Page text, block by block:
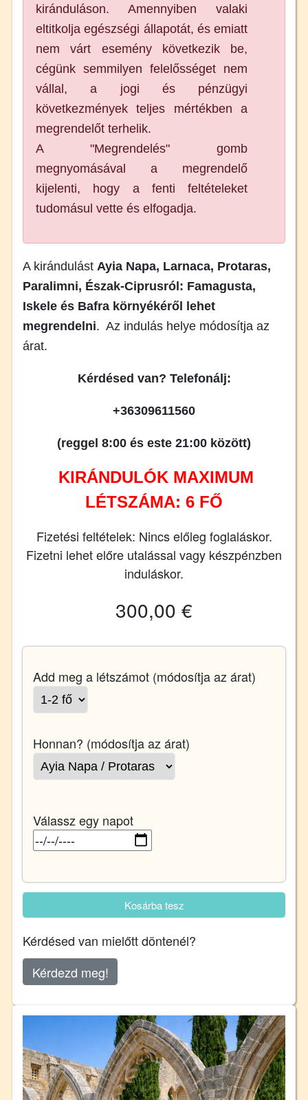
kiránduláson. Amennyiben valaki
eltitkolja egészségi állapotát, és emiatt
nem várt esemény következik be,
cégünk semmilyen felelősséget nem
vállal, a jogi és pénzügyi
következmények teljes mértékben a
megrendelőt terhelik.
A "Megrendelés" gomb
megnyomásával a megrendelő
kijelenti, hogy a fenti feltételeket
tudomásul vette és elfogadja.
A kirándulást Ayia Napa, Larnaca, Protaras,
Paralimni, Észak-Ciprusról: Famagusta,
Iskele és Bafra környékéről lehet
megrendelni. Az indulás helye módosítja az
árat.
Kérdésed van? Telefonálj:
+36309611560
(reggel 8:00 és este 21:00 között)
KIRÁNDULÓK MAXIMUM
LÉTSZÁMA: 6 FŐ
Fizetési feltételek: Nincs előleg foglaláskor.
Fizetni lehet előre utalással vagy készpénzben
induláskor.
300,00 €
Add meg a létszámot (módosítja az árat)
Honnan? (módosítja az árat)
Válassz egy napot
Kosárba tesz
Kérdésed van mielőtt döntenél?
Kérdezd meg!